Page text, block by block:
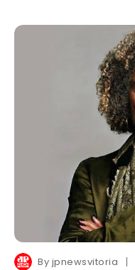
By jpnewsvitoria